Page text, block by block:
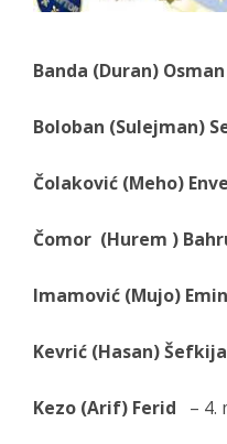
Banda (Duran) Osman
Boloban (Sulejman)
Čolaković (Meho)
Čomor (Hurem )
Imamović (Mujo) Emin
Kevrić (Hasan) Šefkija
Kezo (Arif) Ferid – 4.